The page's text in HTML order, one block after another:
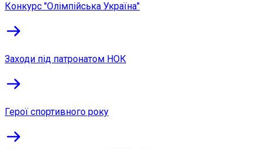
Конкурс "Олімпійська Україна"
Заходи під патронатом НОК
Герої спортивного року